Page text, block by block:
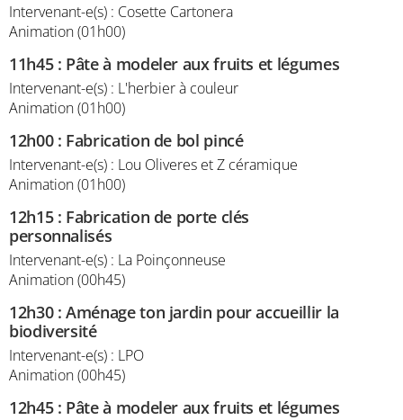
Intervenant-e(s) : Cosette Cartonera
Animation (01h00)
11h45: Pâte à modeler aux fruits et légumes
Intervenant-e(s) : L'herbier à couleur
Animation (01h00)
12h00: Fabrication de bol pincé
Intervenant-e(s) : Lou Oliveres et Z céramique
Animation (01h00)
12h15: Fabrication de porte clés
personnalisés
Intervenant-e(s) : La Poinçonneuse
Animation (00h45)
12h30:Aménage ton jardin pour accueillir la
biodiversité
Intervenant-e(s) : LPO
Animation (00h45)
12h45: Pâte à modeler aux fruits et légumes